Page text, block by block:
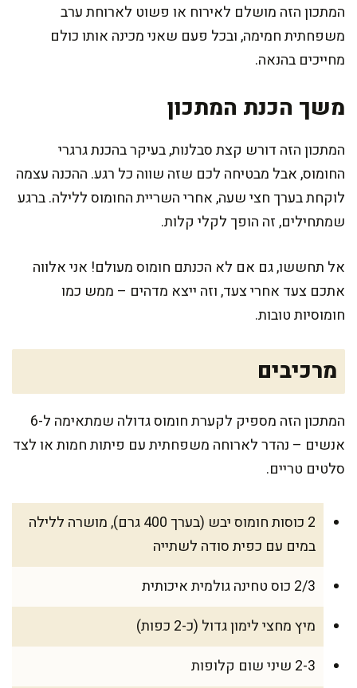
המתכון הזה מושלם לאירוח או פשוט לארוחת ערב
משפחתית חמימה, ובכל פעם שאני מכינה אותו כולם
מחייכים בהנאה.
משך הכנת המתכון
המתכון הזה דורש קצת סבלנות, בעיקר בהכנת גרגרי
החומוס, אבל מבטיחה לכם שזה שווה כל רגע. ההכנה עצמה
לוקחת בערך חצי שעה, אחרי השריית החומוס ללילה. ברגע
שמתחילים, זה הופך לקלי קלות.
אל תחששו, גם אם לא הכנתם חומוס מעולם! אני אלווה
אתכם צעד אחרי צעד, וזה ייצא מדהים – ממש כמו
חומוסיות טובות.
מרכיבים
המתכון הזה מספיק לקערת חומוס גדולה שמתאימה ל-6
אנשים – נהדר לארוחה משפחתית עם פיתות חמות או לצד
סלטים טריים.
2 כוסות חומוס יבש (בערך 400 גרם), מושרה ללילה
במים עם כפית סודה לשתייה
2/3 כוס טחינה גולמית איכותית
מיץ מחצי לימון גדול (כ-2 כפות)
2-3 שיני שום קלופות